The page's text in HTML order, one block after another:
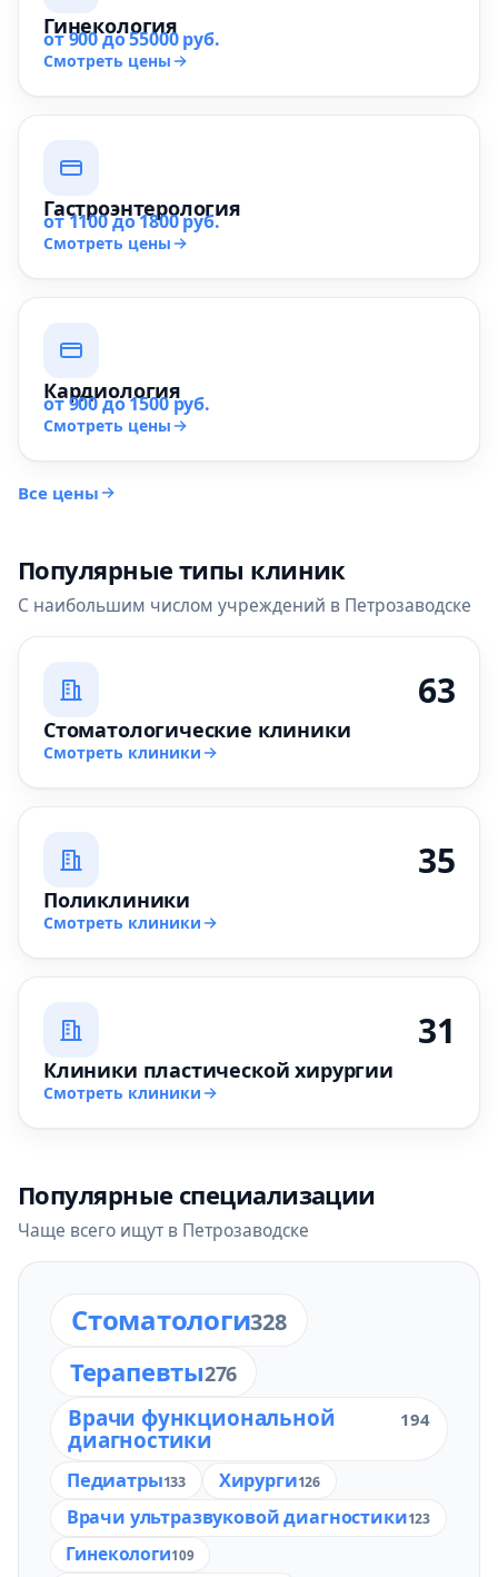
Гинекология
от 900 до 55000 руб.
Смотреть цены
Гастроэнтерология
от 1100 до 1800 руб.
Смотреть цены
Кардиология
от 900 до 1500 руб.
Смотреть цены
Все цены
Популярные типы клиник
С наибольшим числом учреждений в Петрозаводске
63
Стоматологические клиники
Смотреть клиники
35
Поликлиники
Смотреть клиники
31
Клиники пластической хирургии
Смотреть клиники
Популярные специализации
Чаще всего ищут в Петрозаводске
Стоматологи328
Терапевты276
Врачи функциональной
диагностики
194
Педиатры133 Хирурги126
Врачи ультразвуковой диагностики123
Гинекологи109